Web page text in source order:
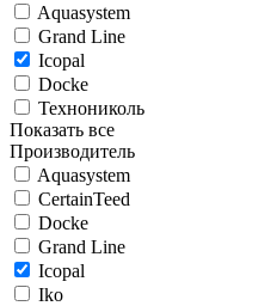
Aquasystem
Grand Line
Icopal
Docke
Технониколь
Показать все
Производитель
Aquasystem
CertainTeed
Docke
Grand Line
Icopal
Iko